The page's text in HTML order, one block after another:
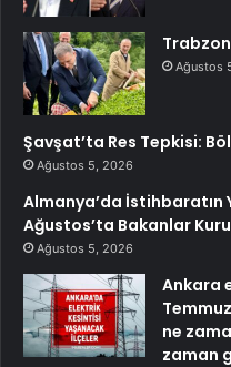
Ağustos
Şavşat’ta Res Tepkisi:
Ağustos 5, 2026
Almanya’da İstihbaratın
Ağustos’ta Bakanlar
Ağustos 5, 2026
Ankara
ne
zaman